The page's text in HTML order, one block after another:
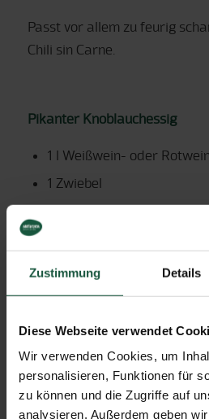
Zustimmung Details
Diese Webseite verwendet
Wir verwenden Cookies, um
personalisieren, Funktionen für
zu können und die Zugriffe auf
analysieren. Außerdem geben
Passt vor allem zu feurig
Chili sin Carne.
Pikanter Knoblauchessig
1 l Weißwein- oder
1 Zwiebel
2